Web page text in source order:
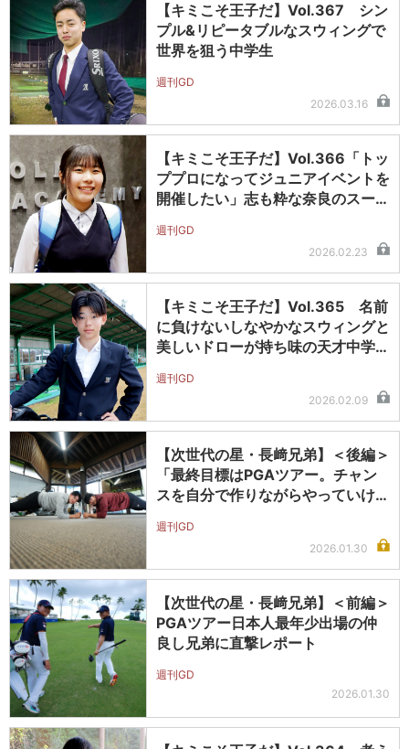
【キミこそ王子だ】Vol.367 シン
プル&リピータブルなスウィングで
世界を狙う中学生
週刊GD
2026.03.16
【キミこそ王子だ】Vol.366「トッ
ププロになってジュニアイベントを
開催したい」志も粋な奈良のスー…
週刊GD
2026.02.23
【キミこそ王子だ】Vol.365 名前
に負けないしなやかなスウィングと
美しいドローが持ち味の天才中学…
週刊GD
2026.02.09
【次世代の星・長﨑兄弟】＜後編＞
「最終目標はPGAツアー。チャン
スを自分で作りながらやっていけば
週刊GD
2026.01.30
【次世代の星・長﨑兄弟】＜前編＞
PGAツアー日本人最年少出場の仲
良し兄弟に直撃レポート
週刊GD
2026.01.30